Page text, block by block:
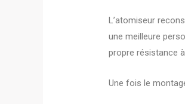
L’atomiseur
une meilleure
propre résistance
Une fois le